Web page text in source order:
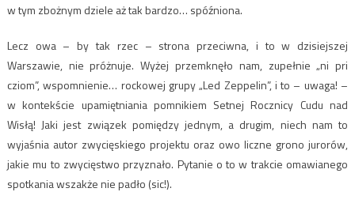
w tym zbożnym dziele aż tak bardzo… spóźniona.
Lecz owa – by tak rzec – strona przeciwna, i to w dzisiejszej
Warszawie, nie próżnuje. Wyżej przemknęło nam, zupełnie „ni pri
cziom”, wspomnienie… rockowej grupy „Led Zeppelin”, i to – uwaga! –
w kontekście upamiętniania pomnikiem Setnej Rocznicy Cudu nad
Wisłą! Jaki jest związek pomiędzy jednym, a drugim, niech nam to
wyjaśnia autor zwycięskiego projektu oraz owo liczne grono jurorów,
jakie mu to zwycięstwo przyznało. Pytanie o to w trakcie omawianego
spotkania wszakże nie padło (sic!).